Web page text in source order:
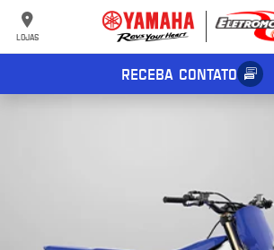
LOJAS
RECEBA CONTATO